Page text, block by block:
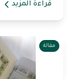
قراءة المزيد
مقالة